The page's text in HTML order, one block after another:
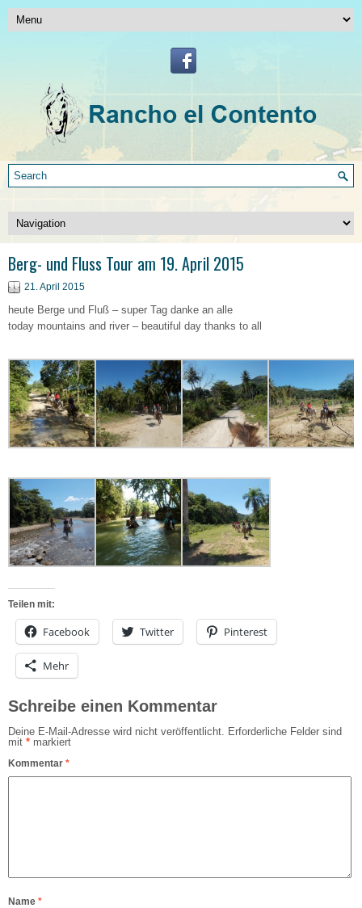
Berg- und Fluss Tour am 19. April 2015
21. April 2015
heute Berge und Fluß – super Tag danke an alle
today mountains and river – beautiful day thanks to all
Teilen mit:
Facebook Twitter Pinterest
Mehr
Schreibe einen Kommentar
Deine E-Mail-Adresse wird nicht veröffentlicht. Erforderliche Felder sind
mit * markiert
Kommentar *
Name *